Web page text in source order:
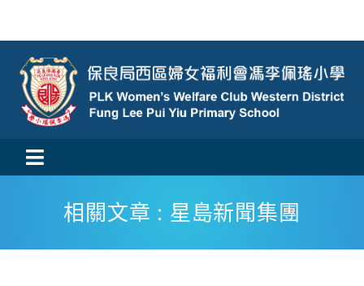
content
Toggle
Navigation
活動消息
相關文章 : 星島新聞集團